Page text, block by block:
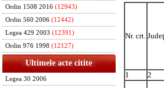
Ordin 1508 2016 (12943)
Ordin 560 2006 (12442)
Legea 429 2003 (12391)
Ordin 976 1998 (12127)
Ultimele acte citite
Legea 30 2006
Nr. crt.
1 2